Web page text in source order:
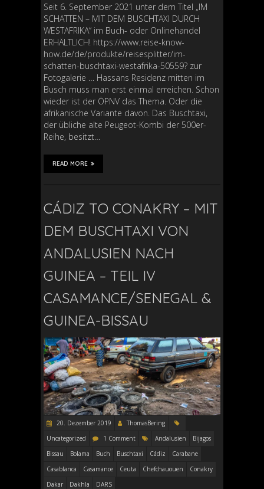
Seit 6. September 2021 unter dem Titel „IM
SCHATTEN – MIT DEM BUSCHTAXI DURCH
WESTAFRIKA“ im Buch- oder Onlinehandel
ERHÄLTLICH! https://www.reise-know-
how.de/de/produkte/reisesplitter/im-
schatten-buschtaxi-westafrika-50559? zur
Fotogalerie … Hassans Residenz mitten im
Busch muss man erst einmal erreichen. Schon
wieder ist der ÖPNV das Thema. Oder die
afrikanische Variante davon. Das Buschtaxi,
der übliche alte Peugeot-Kombi der 500er-
Reihe, besitzt…
READ MORE
CÁDIZ TO CONAKRY – MIT
DEM BUSCHTAXI VON
ANDALUSIEN NACH
GUINEA – TEIL IV
CASAMANCE/SENEGAL &
GUINEA-BISSAU
20. Dezember 2019
ThomasBering
Uncategorized
1 Comment Andalusien
Bijagos
Bissau
Bolama Buch Buschtaxi Cádiz
Carabane
Casablanca
Casamance Ceuta Chefchauouen
Conakry
Dakar
Dakhla
DARS